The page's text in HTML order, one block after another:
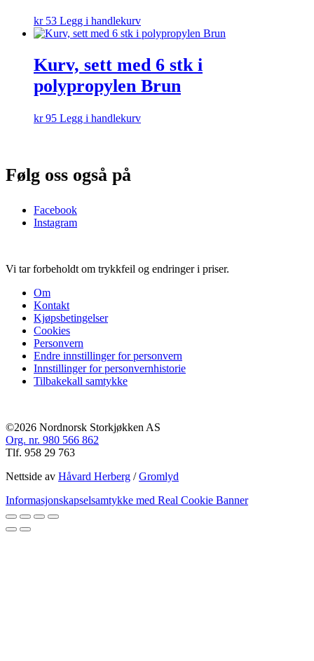
kr53 Legg i handlekurv
Kurv, sett med 6 stk i
polypropylen Brun
kr95 Legg i handlekurv
Følg oss også på
Facebook
Instagram
Vi tar forbeholdt om trykkfeil og endringer i priser.
Om
Kontakt
Kjøpsbetingelser
Cookies
Personvern
Endre innstillinger for personvern
Innstillinger for personvernhistorie
Tilbakekall samtykke
©2026 Nordnorsk Storkjøkken AS
Org. nr. 980 566 862
Tlf. 958 29 763
Nettside av Håvard Herberg /Gromlyd
Informasjonskapselsamtykke med Real Cookie Banner